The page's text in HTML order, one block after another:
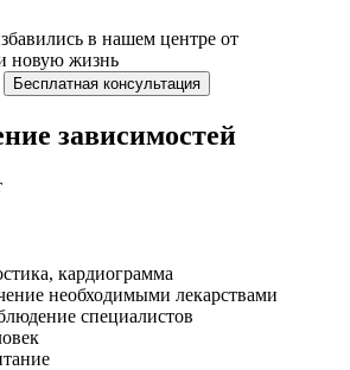
в нашем центре от
новую жизнь
Бесплатная консультация
зависимостей
кардиограмма
необходимыми лекарствами
специалистов